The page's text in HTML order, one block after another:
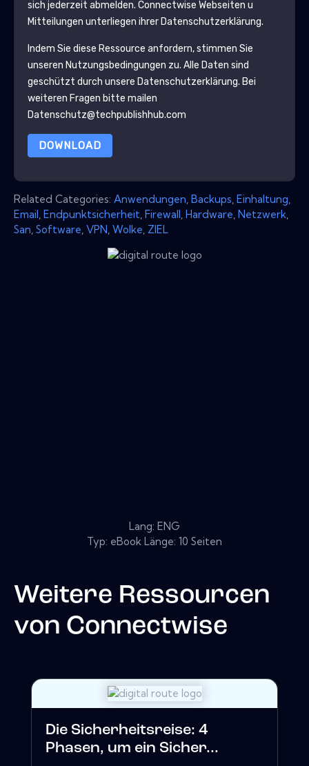
sich jederzeit abmelden. Connectwise Webseiten u
Mitteilungen unterliegen ihrer Datenschutzerklärung.
Indem Sie diese Ressource anfordern, stimmen Sie
unseren Nutzungsbedingungen zu. Alle Daten sind
geschützt durch unsere Datenschutzerklärung. Bei
weiteren Fragen bitte mailen
Datenschutz@techpublishhub.com
DOWNLOAD
Related Categories: Anwendungen Backups Einhaltung
Email Endpunktsicherheit Firewall Hardware Netzwerk
San Software VPN Wolke ZIEL
Lang: ENG
Typ: eBook Länge: 10 Seiten
Weitere Ressourcen
von Connectwise
Die Sicherheitsreise: 4
Phasen, um ein Sicher...